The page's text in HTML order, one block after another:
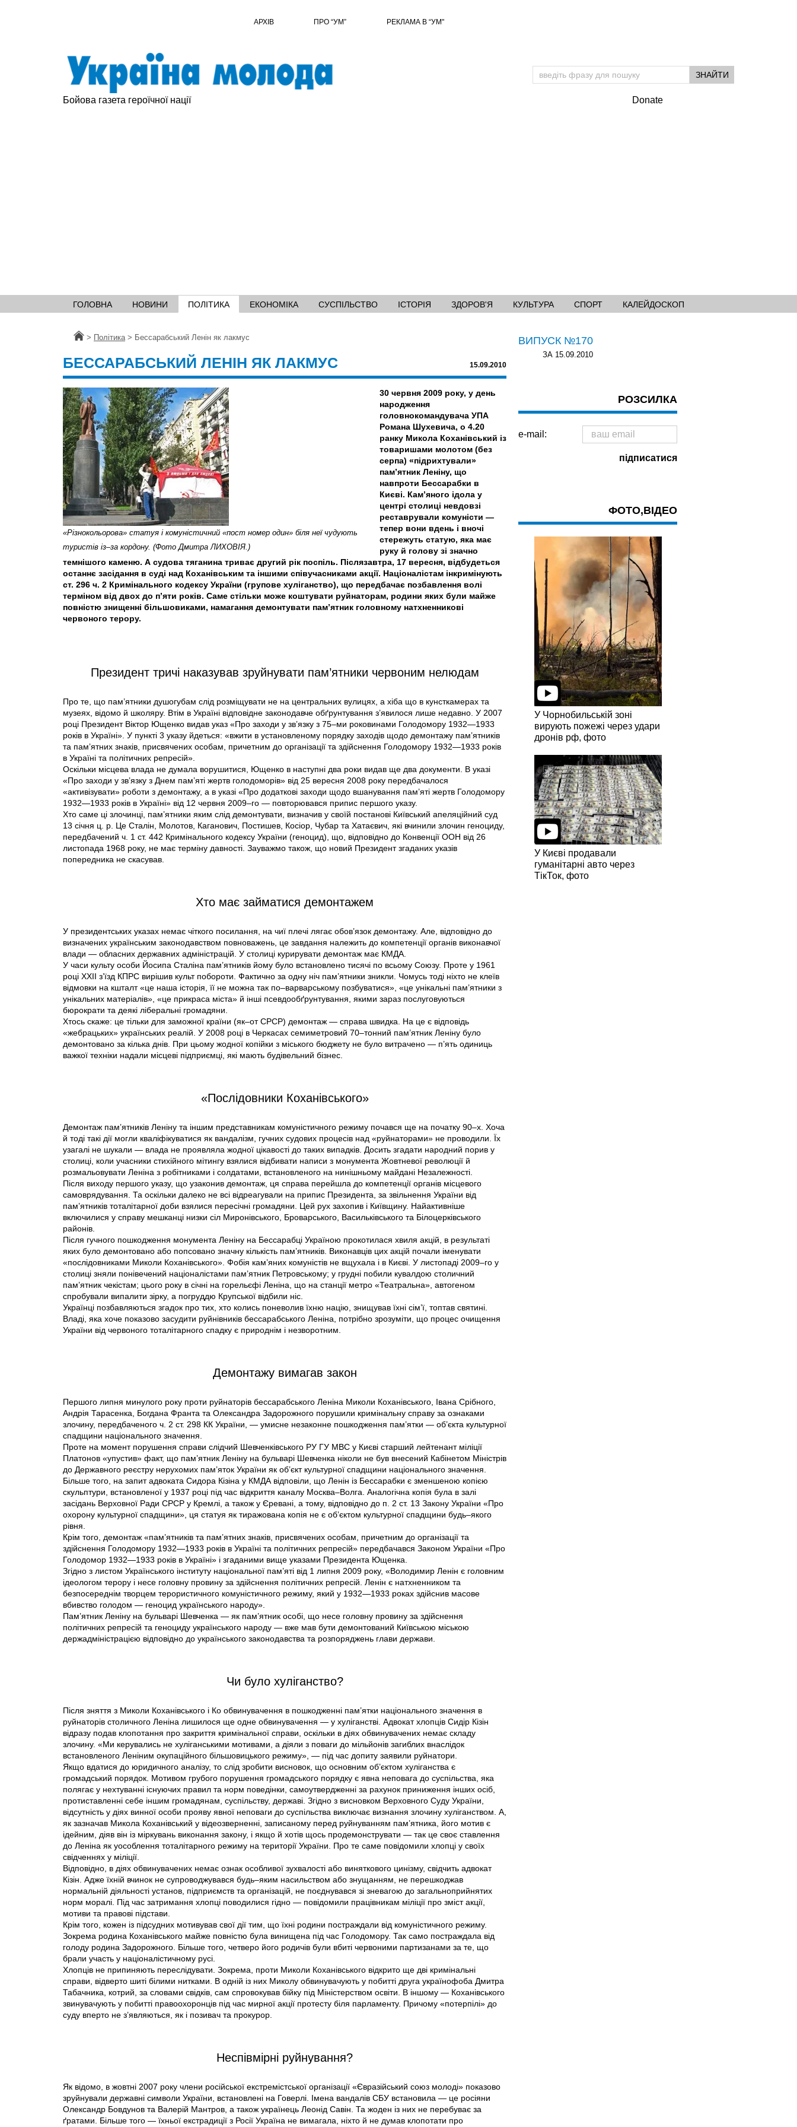
АРХІВ ПРО “УМ” РЕКЛАМА В “УМ"
Бойова газета героїчної нації Donate
ГОЛОВНА НОВИНИ ПОЛІТИКА ЕКОНОМІКА СУСПІЛЬСТВО ІСТОРІЯ ЗДОРОВ'Я КУЛЬТУРА СПОРТ КАЛЕЙДОСКОП
Головна
> Політика > Бессарабський Ленін як лакмус
БЕССАРАБСЬКИЙ ЛЕНІН ЯК ЛАКМУС 15.09.2010
«Різнокольорова» статуя і комуністичний «пост номер один» біля неї чудують
туристів із–за кордону. (Фото Дмитра ЛИХОВІЯ.)
30 червня 2009 року, у день
народження
головнокомандувача УПА
Романа Шухевича, о 4.20
ранку Микола Коханівський із
товаришами молотом (без
серпа) «підрихтували»
пам’ятник Леніну, що
навпроти Бессарабки в
Києві. Кам’яного ідола у
центрі столиці невдовзі
реставрували комуністи —
тепер вони вдень і вночі
стережуть статую, яка має
руку й голову зі значно
темнішого каменю. А судова тяганина триває другий рік поспіль. Післязавтра, 17 вересня, відбудеться
останнє засідання в суді над Коханівським та іншими співучасниками акції. Націоналістам інкримінують
ст. 296 ч. 2 Кримінального кодексу України (групове хуліганство), що передбачає позбавлення волі
терміном від двох до п’яти років. Саме стільки може коштувати руйнаторам, родини яких були майже
повністю знищенні більшовиками, намагання демонтувати пам’ятник головному натхненникові
червоного терору.
Президент тричі наказував зруйнувати пам’ятники червоним нелюдам
Про те, що пам’ятники душогубам слід розміщувати не на центральних вулицях, а хіба що в кунсткамерах та
музеях, відомо й школяру. Втім в Україні відповідне законодавче обґрунтування з’явилося лише недавно. У 2007
році Президент Віктор Ющенко видав указ «Про заходи у зв’язку з 75–ми роковинами Голодомору 1932—1933
років в Україні». У пункті 3 указу йдеться: «вжити в установленому порядку заходів щодо демонтажу пам’ятників
та пам’ятних знаків, присвячених особам, причетним до організації та здійснення Голодомору 1932—1933 років
в Україні та політичних репресій».
Оскільки місцева влада не думала ворушитися, Ющенко в наступні два роки видав ще два документи. В указі
«Про заходи у зв’язку з Днем пам’яті жертв голодоморів» від 25 вересня 2008 року передбачалося
«активізувати» роботи з демонтажу, а в указі «Про додаткові заходи щодо вшанування пам’яті жертв Голодомору
1932—1933 років в Україні» від 12 червня 2009–го — повторювався припис першого указу.
Хто саме ці злочинці, пам’ятники яким слід демонтувати, визначив у своїй постанові Київський апеляційний суд
13 січня ц. р. Це Сталін, Молотов, Каганович, Постишев, Косіор, Чубар та Хатаєвич, які вчинили злочин геноциду,
передбачений ч. 1 ст. 442 Кримінального кодексу України (геноцид), що, відповідно до Конвенції ООН від 26
листопада 1968 року, не має терміну давності. Зауважмо також, що новий Президент згаданих указів
попередника не скасував.
Хто має займатися демонтажем
У президентських указах немає чіткого посилання, на чиї плечі лягає обов’язок демонтажу. Але, відповідно до
визначених українським законодавством повноважень, це завдання належить до компетенції органів виконавчої
влади — обласних державних адміністрацій. У столиці курирувати демонтаж має КМДА.
У часи культу особи Йосипа Сталіна пам’ятників йому було встановлено тисячі по всьому Союзу. Проте у 1961
році XXII з’їзд КПРС вирішив культ побороти. Фактично за одну ніч пам’ятники зникли. Чомусь тоді ніхто не клеїв
відмовки на кшталт «це наша історія, її не можна так по–варварському позбуватися», «це унікальні пам’ятники з
унікальних матеріалів», «це прикраса міста» й інші псевдообґрунтування, якими зараз послуговуються
бюрократи та деякі ліберальні громадяни.
Хтось скаже: це тільки для заможної країни (як–от СРСР) демонтаж — справа швидка. На це є відповідь
«жебрацьких» українських реалій. У 2008 році в Черкасах семиметровий 70–тонний пам’ятник Леніну було
демонтовано за кілька днів. При цьому жодної копійки з міського бюджету не було витрачено — п’ять одиниць
важкої техніки надали місцеві підприємці, які мають будівельний бізнес.
«Послідовники Коханівського»
Демонтаж пам’ятників Леніну та іншим представникам комуністичного режиму почався ще на початку 90–х. Хоча
й тоді такі дії могли кваліфікуватися як вандалізм, гучних судових процесів над «руйнаторами» не проводили. Їх
узагалі не шукали — влада не проявляла жодної цікавості до таких випадків. Досить згадати народний порив у
столиці, коли учасники стихійного мітингу взялися відбивати написи з монумента Жовтневої революції й
розмальовувати Леніна з робітниками і солдатами, встановленого на нинішньому майдані Незалежності.
Після виходу першого указу, що узаконив демонтаж, ця справа перейшла до компетенції органів місцевого
самоврядування. Та оскільки далеко не всі відреагували на припис Президента, за звільнення України від
пам’ятників тоталітарної доби взялися пересічні громадяни. Цей рух захопив і Київщину. Найактивніше
включилися у справу мешканці низки сіл Миронівського, Броварського, Васильківського та Білоцерківського
районів.
Після гучного пошкодження монумента Леніну на Бессарабці Україною прокотилася хвиля акцій, в результаті
яких було демонтовано або попсовано значну кількість пам’ятників. Виконавців цих акцій почали іменувати
«послідовниками Миколи Коханівського». Фобія кам’яних комуністів не вщухала і в Києві. У листопаді 2009–го у
столиці зняли понівечений націоналістами пам’ятник Петровському; у грудні побили кувалдою столичний
пам’ятник чекістам; цього року в січні на горельєфі Леніна, що на станції метро «Театральна», автогеном
спробували випалити зірку, а погруддю Крупської відбили ніс.
Українці позбавляються згадок про тих, хто колись поневолив їхню націю, знищував їхні сім’ї, топтав святині.
Владі, яка хоче показово засудити руйнівників бессарабського Леніна, потрібно зрозуміти, що процес очищення
України від червоного тоталітарного спадку є природнім і незворотним.
Демонтажу вимагав закон
Першого липня минулого року проти руйнаторів бессарабського Леніна Миколи Коханівського, Івана Срібного,
Андрія Тарасенка, Богдана Франта та Олександра Задорожного порушили кримінальну справу за ознаками
злочину, передбаченого ч. 2 ст. 298 КК України, — умисне незаконне пошкодження пам’ятки — об’єкта культурної
спадщини національного значення.
Проте на момент порушення справи слідчий Шевченківського РУ ГУ МВС у Києві старший лейтенант міліції
Платонов «упустив» факт, що пам’ятник Леніну на бульварі Шевченка ніколи не був внесений Кабінетом Міністрів
до Державного реєстру нерухомих пам’яток України як об’єкт культурної спадщини національного значення.
Більше того, на запит адвоката Сидора Кізіна у КМДА відповіли, що Ленін із Бессарабки є зменшеною копією
скульптури, встановленої у 1937 році під час відкриття каналу Москва–Волга. Аналогічна копія була в залі
засідань Верховної Ради СРСР у Кремлі, а також у Єревані, а тому, відповідно до п. 2 ст. 13 Закону України «Про
охорону культурної спадщини», ця статуя як тиражована копія не є об’єктом культурної спадщини будь–якого
рівня.
Крім того, демонтаж «пам’ятників та пам’ятних знаків, присвячених особам, причетним до організації та
здійснення Голодомору 1932—1933 років в Україні та політичних репресій» передбачався Законом України «Про
Голодомор 1932—1933 років в Україні» і згаданими вище указами Президента Ющенка.
Згідно з листом Українського інституту національної пам’яті від 1 липня 2009 року, «Володимир Ленін є головним
ідеологом терору і несе головну провину за здійснення політичних репресій. Ленін є натхненником та
безпосереднім творцем терористичного комуністичного режиму, який у 1932—1933 роках здійснив масове
вбивство голодом — геноцид українського народу».
Пам’ятник Леніну на бульварі Шевченка — як пам’ятник особі, що несе головну провину за здійснення
політичних репресій та геноциду українського народу — вже мав бути демонтований Київською міською
держадміністрацією відповідно до українського законодавства та розпоряджень глави держави.
Чи було хуліганство?
Після зняття з Миколи Коханівського і Ко обвинувачення в пошкодженні пам’ятки національного значення в
руйнаторів столичного Леніна лишилося ще одне обвинувачення — у хуліганстві. Адвокат хлопців Сидір Кізін
відразу подав клопотання про закриття кримінальної справи, оскільки в діях обвинувачених немає складу
злочину. «Ми керувались не хуліганськими мотивами, а діяли з поваги до мільйонів загиблих внаслідок
встановленого Леніним окупаційного більшовицького режиму», — під час допиту заявили руйнатори.
Якщо вдатися до юридичного аналізу, то слід зробити висновок, що основним об’єктом хуліганства є
громадський порядок. Мотивом грубого порушення громадського порядку є явна неповага до суспільства, яка
полягає у нехтуванні існуючих правил та норм поведінки, самоутвердженні за рахунок приниження інших осіб,
протиставленні себе іншим громадянам, суспільству, державі. Згідно з висновком Верховного Суду України,
відсутність у діях винної особи прояву явної неповаги до суспільства виключає визнання злочину хуліганством. А,
як зазначав Микола Коханівський у відеозверненні, записаному перед руйнуванням пам’ятника, його мотив є
ідейним, діяв він із міркувань виконання закону, і якщо й хотів щось продемонструвати — так це своє ставлення
до Леніна як уособлення тоталітарного режиму на території України. Про те саме повідомили хлопці у своїх
свідченнях у міліції.
Відповідно, в діях обвинувачених немає ознак особливої зухвалості або виняткового цинізму, свідчить адвокат
Кізін. Адже їхній вчинок не супроводжувався будь–яким насильством або знущанням, не перешкоджав
нормальній діяльності установ, підприємств та організацій, не поєднувався зі зневагою до загальноприйнятих
норм моралі. Під час затримання хлопці поводилися гідно — повідомили працівникам міліції про зміст акції,
мотиви та правові підстави.
Крім того, кожен із підсудних мотивував свої дії тим, що їхні родини постраждали від комуністичного режиму.
Зокрема родина Коханівського майже повністю була винищена під час Голодомору. Так само постраждала від
голоду родина Задорожного. Більше того, четверо його родичів були вбиті червоними партизанами за те, що
брали участь у націоналістичному русі.
Хлопців не припиняють переслідувати. Зокрема, проти Миколи Коханівського відкрито ще дві кримінальні
справи, відверто шиті білими нитками. В одній із них Миколу обвинувачують у побитті друга українофоба Дмитра
Табачника, котрий, за словами свідків, сам спровокував бійку під Міністерством освіти. В іншому — Коханівського
звинувачують у побитті правоохоронців під час мирної акції протесту біля парламенту. Причому «потерпілі» до
суду вперто не з’являються, як і позивач та прокурор.
Неспівмірні руйнування?
Як відомо, в жовтні 2007 року члени російської екстремістської організації «Євразійський союз молоді» показово
зруйнували державні символи України, встановлені на Говерлі. Імена вандалів СБУ встановила — це росіяни
Олександр Бовдунов та Валерій Мантров, а також українець Леонід Савін. Та жоден із них не перебуває за
ґратами. Більше того — їхньої екстрадиції з Росії Україна не вимагала, ніхто й не думав клопотати про
ВИПУСК №170
ЗА 15.09.2010
РОЗСИЛКА
e-mail:
ФОТО,ВІДЕО
У Чорнобильській зоні
вирують пожежі через удари
дронів рф, фото
У Києві продавали
гуманітарні авто через
ТікТок, фото